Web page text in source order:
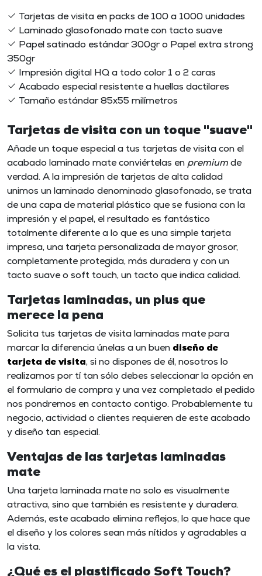
Tarjetas de visita en packs de 100 a 1000 unidades
Laminado glasofonado mate con tacto suave
Papel satinado estándar 300gr o Papel extra strong
350gr
Impresión digital HQ a todo color 1 o 2 caras
Acabado especial resistente a huellas dactilares
Tamaño estándar 85x55 milímetros
Tarjetas de visita con un toque "suave"
Añade un toque especial a tus tarjetas de visita con el
acabado laminado mateconviértelas en premiumde
verdad. A la impresión de tarjetas de alta calidad
unimos un laminado denominado glasofonado, se trata
de una capa de material plástico que se fusiona con la
impresión y el papel, el resultado es fantástico
totalmente diferente a lo que es una simple tarjeta
impresa, una tarjeta personalizadade mayor grosor,
completamente protegida, más duradera y con un
tacto suave o soft touch, un tacto que indica calidad.
Tarjetas laminadas, un plus que
merece la pena
Solicita tus tarjetas de visita laminadas matepara
marcar la diferencia únelas a un buen diseño de
tarjeta de visita, si no dispones de él, nosotros lo
realizamos por tí tan sólo debes seleccionar la opción en
el formulario de compra y una vez completado el pedido
nos pondremos en contacto contigo. Probablemente tu
negocio, actividad o clientes requieren de este acabado
y diseño tan especial.
Ventajas de las tarjetas laminadas
mate
Una tarjeta laminada mate no solo es visualmente
atractiva, sino que también es resistente y duradera.
Además, este acabado elimina reflejos, lo que hace que
el diseño y los colores sean más nítidos y agradables a
la vista.
¿Qué es el plastificado Soft Touch?